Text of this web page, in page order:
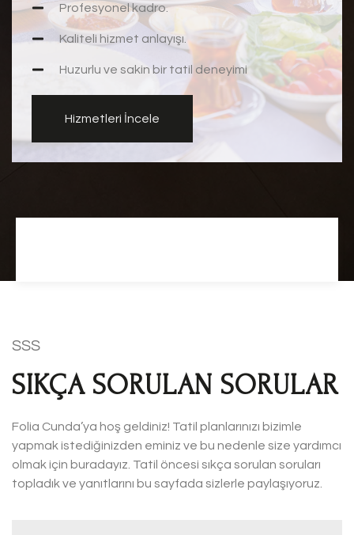
Profesyonel kadro.
Kaliteli hizmet anlayışı.
Huzurlu ve sakin bir tatil deneyimi
Hizmetleri İncele
SSS
SIKÇA SORULAN SORULAR
Folia Cunda’ya hoş geldiniz! Tatil planlarınızı bizimle
yapmak istediğinizden eminiz ve bu nedenle size yardımcı
olmak için buradayız. Tatil öncesi sıkça sorulan soruları
topladık ve yanıtlarını bu sayfada sizlerle paylaşıyoruz.